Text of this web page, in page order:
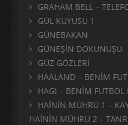
GRAHAM BELL –
GÜL KUYUSU 1
GÜNEBAKAN
GÜNEŞİN DOKUNUŞU
GÜZ GÖZLERİ
HAALAND – BENİM
HAGI – BENİM
HAİNİN MÜHRÜ 1 –
HAİNİN MÜHRÜ 2 –